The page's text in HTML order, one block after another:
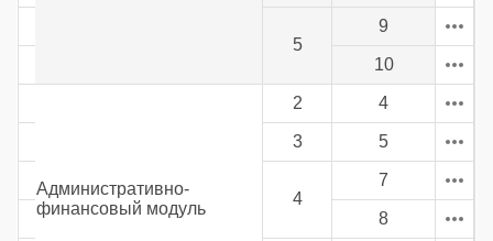
5
9
10
Административно-
финансовый модуль
2 4
3 5
4
7
8